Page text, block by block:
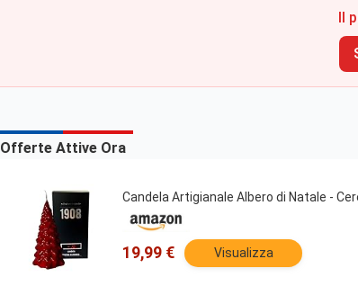
Il
Offerte Attive Ora
Candela Artigianale Albero di Natale -
19,99 € Visualizza